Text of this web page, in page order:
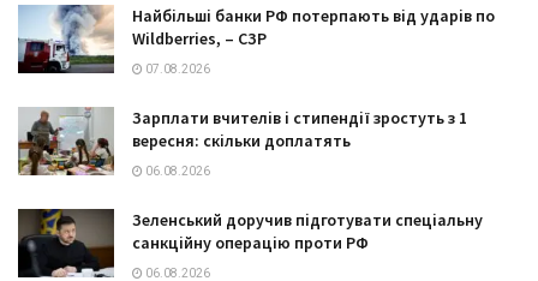
Найбільші банки РФ потерпають від ударів по
Wildberries, – СЗР
07.08.2026
Зарплати вчителів і стипендії зростуть з 1
вересня: скільки доплатять
06.08.2026
Зеленський доручив підготувати спеціальну
санкційну операцію проти РФ
06.08.2026